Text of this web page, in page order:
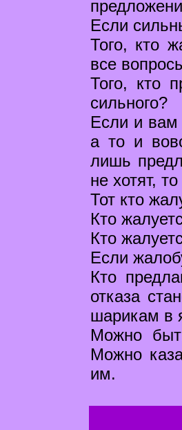
Если
Того, кто
все
Того, кто
сильного?
Если и вам
а то и
лишь
не хотят,
Тот кто
Кто
Кто
Если
Кто
отказа
шарикам в
Можно
Можно
им.